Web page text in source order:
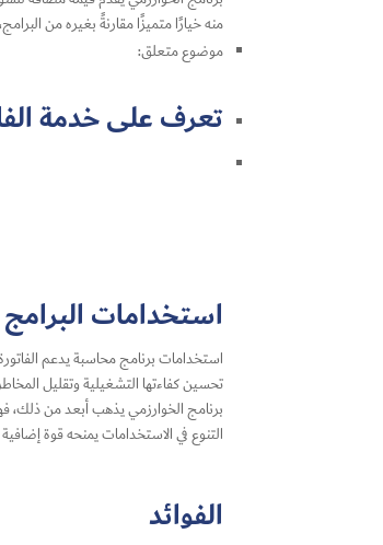
منه خيارًا متميزًا مقارنةً بغيره من
موضوع متعلق:
تعرف على خدمة
استخدامات
استخدامات برنامج محاسبة يدعم الفاتورة
تحسين كفاءتها التشغيلية وتقليل
برنامج الخوارزمي يذهب أبعد من ذلك،
التنوع في الاستخدامات يمنحه قوة
الفوائد